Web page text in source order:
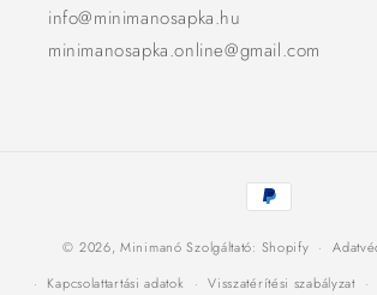
info@minimanosapka.hu
minimanosapka.online@gmail.com
Fizetési
módok
© 2026,Minimanó Szolgáltató: Shopify
Kapcsolattartási adatok
Visszatérítési szabályzat